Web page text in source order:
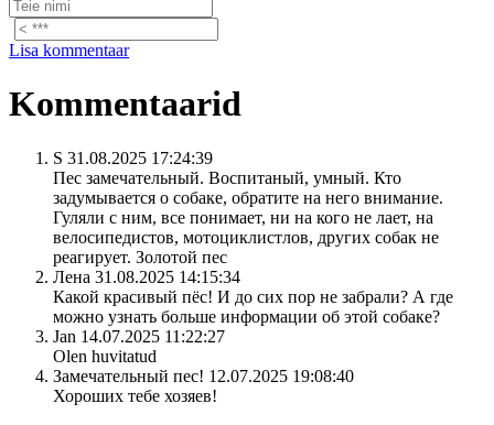
Lisa kommentaar
Kommentaarid
S 31.08.2025 17:24:39
Пес замечательный. Воспитаный, умный. Кто
задумывается о собаке, обратите на него внимание.
Гуляли с ним, все понимает, ни на кого не лает, на
велосипедистов, мотоциклистлов, других собак не
реагирует. Золотой пес
Лена 31.08.2025 14:15:34
Какой красивый пёс! И до сих пор не забрали? А где
можно узнать больше информации об этой собаке?
Jan 14.07.2025 11:22:27
Olen huvitatud
Замечательный пес! 12.07.2025 19:08:40
Хороших тебе хозяев!